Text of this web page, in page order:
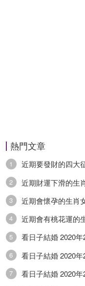
熱門文章
1 近期要發財的四大
2 近期財運下滑的生
3 近期會懷孕的生肖
4 近期會有桃花運的
5 看日子結婚 2020
6 看日子結婚 2020
7 看日子結婚 2020